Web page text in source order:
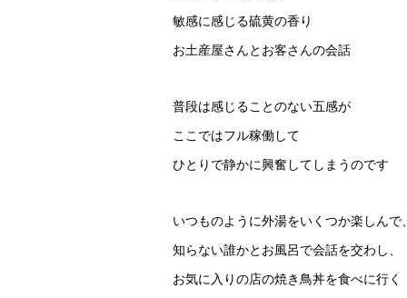
敏感に感じる硫黄の香り
お土産屋さんとお客さんの会話
普段は感じることのない五感が
ここではフル稼働して
ひとりで静かに興奮してしまうのです
いつものように外湯をいくつか楽しんで
知らない誰かとお風呂で会話を交わし、
お気に入りの店の焼き鳥丼を食べに行く